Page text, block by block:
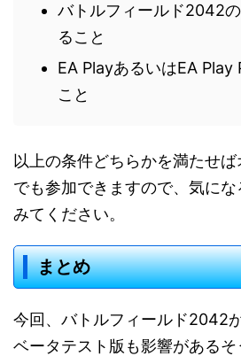
バトルフィールド2042
ること
EA PlayあるいはEA Play
こと
以上の条件どちらかを満たせ
でも参加できますので、気に
みてください。
まとめ
今回、バトルフィールド2042
ベータテスト版も影響があるそ